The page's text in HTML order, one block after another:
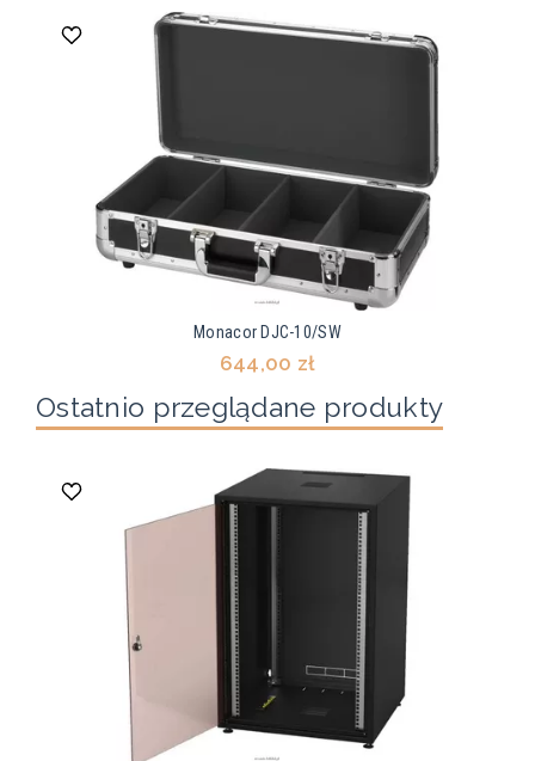
Monacor DJC-10/SW
644,00 zł
Ostatnio przeglądane produkty